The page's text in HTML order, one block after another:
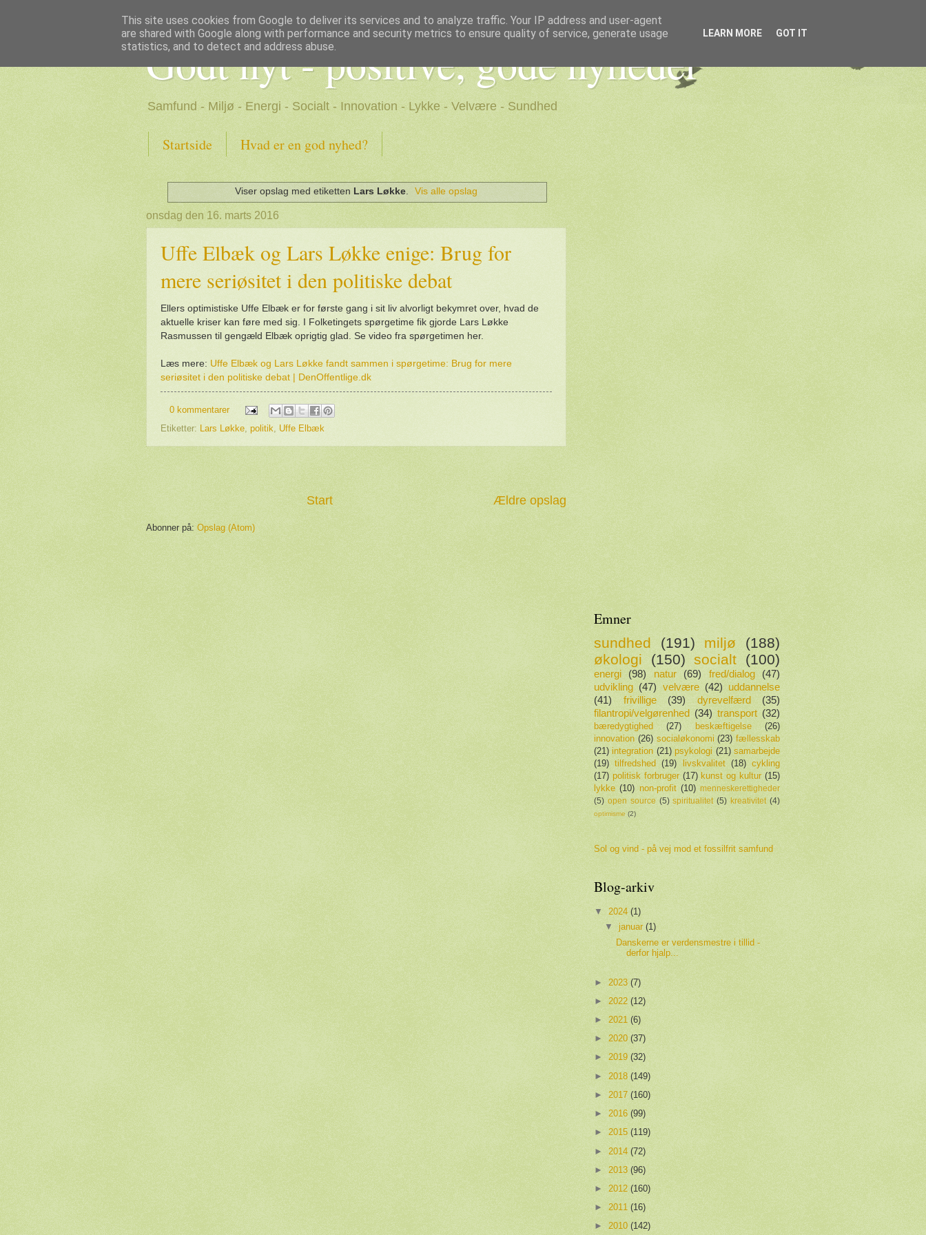
Godt nyt - positive, gode nyheder
Samfund - Miljø - Energi - Socialt - Innovation - Lykke - Velvære - Sundhed
Startside Hvad er en god nyhed?
Viser opslag med etiketten Lars Løkke. Vis alle opslag
onsdag den 16. marts 2016
Uffe Elbæk og Lars Løkke enige: Brug for
mere seriøsitet i den politiske debat
Ellers optimistiske Uffe Elbæk er for første gang i sit liv alvorligt bekymret over, hvad de
aktuelle kriser kan føre med sig. I Folketingets spørgetime fik gjorde Lars Løkke
Rasmussen til gengæld Elbæk oprigtig glad. Se video fra spørgetimen her.
Læs mere: Uffe Elbæk og Lars Løkke fandt sammen i spørgetime: Brug for mere
seriøsitet i den politiske debat | DenOffentlige.dk
0 kommentarer
Etiketter:
Lars Løkke politik Uffe Elbæk
Ældre opslag
Start
Abonner på: Opslag (Atom)
Emner
sundhed (191) miljø
(188)
økologi
(150) socialt (100)
energi (98) natur (69) fred/dialog
(47)
udvikling (47) velvære (42) uddannelse
(41)
frivillige (39) dyrevelfærd
(35)
filantropi/velgørenhed (34) transport (32)
bæredygtighed (27) beskæftigelse
(26)
innovation (26) socialøkonomi (23) fællesskab
(21) integration (21) psykologi (21) samarbejde
(19) tilfredshed (19) livskvalitet (18) cykling
(17) politisk forbruger (17) kunst og kultur (15)
lykke (10) non-profit (10) menneskerettigheder
(5) open source (5) spiritualitet (5) kreativitet (4)
optimisme (2)
Sol og vind - på vej mod et fossilfrit samfund
Blog-arkiv
▼ 2024 (1)
▼januar(1)
Danskerne er verdensmestre i tillid -
derfor hjalp...
► 2023 (7)
► 2022 (12)
► 2021 (6)
► 2020 (37)
► 2019 (32)
► 2018 (149)
► 2017 (160)
► 2016 (99)
► 2015 (119)
► 2014 (72)
► 2013 (96)
► 2012 (160)
► 2011 (16)
► 2010 (142)
This site uses cookies from Google to deliver its services and to analyze traffic. Your IP address and user-agent
are shared with Google along with performance and security metrics to ensure quality of service, generate usage
statistics, and to detect and address abuse.
LEARN MORE GOT IT